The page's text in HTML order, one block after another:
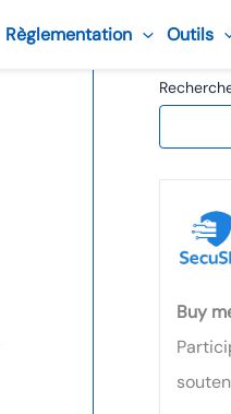
Règlementation Outils
Buy